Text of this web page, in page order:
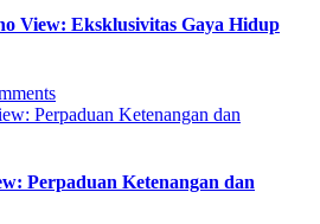
View: Eksklusivitas Gaya Hidup
Perpaduan Ketenangan dan